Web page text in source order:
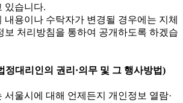
있습니다.
용이나 수탁자가 변경될 경우에는 지체
보 처리방침을 통하여 공개하도록 하겠습
정대리인의 권리·의무 및 그 행사방법)
울시에 대해 언제든지 개인정보 열람·